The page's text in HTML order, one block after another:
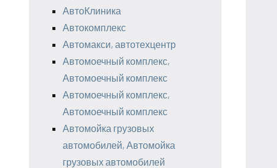
АвтоКлиника
Автокомплекс
Автомакси, автотехцентр
Автомоечный комплекс,
Автомоечный комплекс
Автомоечный комплекс,
Автомоечный комплекс
Автомойка грузовых
автомобилей, Автомойка
грузовых автомобилей